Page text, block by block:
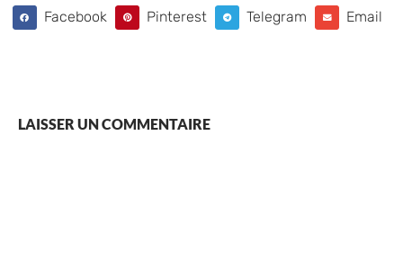
Facebook Pinterest Telegram Email
LAISSER UN COMMENTAIRE